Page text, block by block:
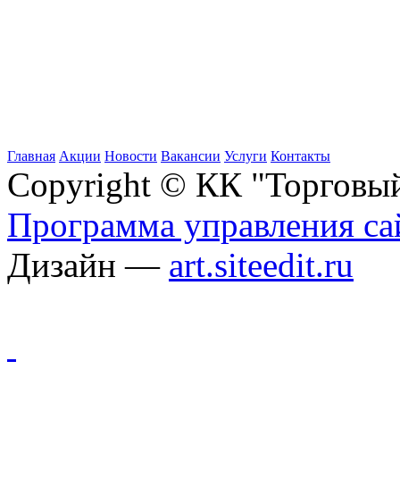
Главная Акции Новости Вакансии Услуги Контакты
Copyright © КК
Программа управления
Дизайн — art.siteedit.ru